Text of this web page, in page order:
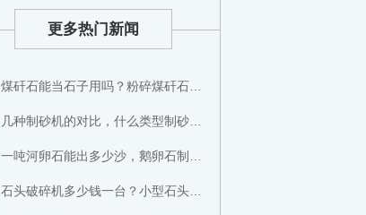
更多热门新闻
煤矸石能当石子用吗？粉碎煤矸石用什么设备？
几种制砂机的对比，什么类型制砂机好？
一吨河卵石能出多少沙，鹅卵石制成沙子成本高不高？
石头破碎机多少钱一台？小型石头粉碎机价格